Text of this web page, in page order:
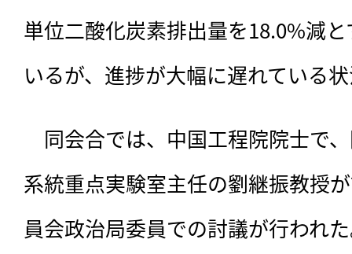
単位二酸化炭素排出量を18.0%減
いるが、進捗が大幅に遅れている
同会合では、 中国工程院院士で
系統重点実験室主任の劉継振教授
員会政治局委員での討議が行われ